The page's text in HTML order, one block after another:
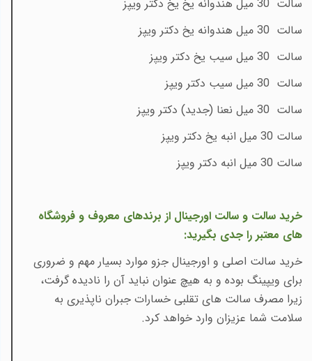
سالت 30 میل هندوانه یخ یخ دکتر ویپز
سالت 30 میل هندوانه یخ دکتر ویپز
سالت 30 میل سیب یخ دکتر ویپز
سالت 30 میل سیب دکتر ویپز
سالت 30 میل نعنا (جدید) دکتر ویپز
سالت 30 میل انبه یخ دکتر ویپز
سالت 30 میل انبه دکتر ویپز
خرید سالت و سالت اورجینال از برندهای معروف و فروشگاه
های معتبر را جدی بگیرید:
خرید سالت اصلی و اورجینال جزو موارد بسیار مهم و ضروری
برای ویپینگ بوده و به هیچ عنوان نباید آن را نادیده گرفت،
زیرا مصرف سالت های تقلبی خسارات جبران ناپذیری به
سلامت شما عزیزان وارد خواهد کرد.